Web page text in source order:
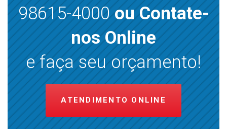
98615-4000ou Contate-
nos Online
e faça seu orçamento!
ATENDIMENTO ONLINE